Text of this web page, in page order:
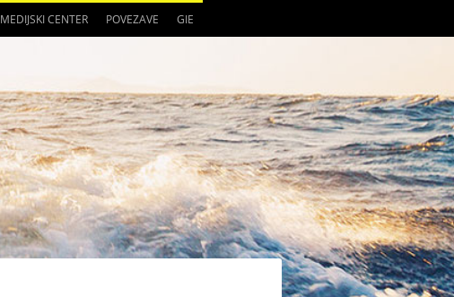
MEDIJSKI CENTER POVEZAVE GIE